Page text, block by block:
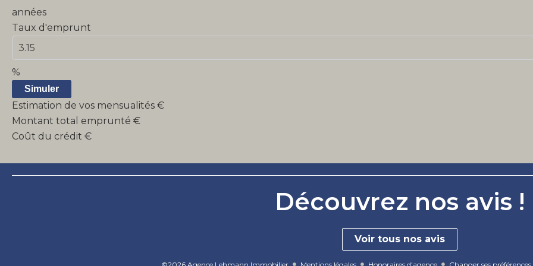
années
Taux d'emprunt
%
Simuler
Estimation de vos mensualités €
Montant total emprunté €
Coût du crédit €
Découvrez nos avis !
Voir tous nos avis
©2026 Agence Lehmann Immobilier Mentions légales Honoraires d'agence Changer ses préférences